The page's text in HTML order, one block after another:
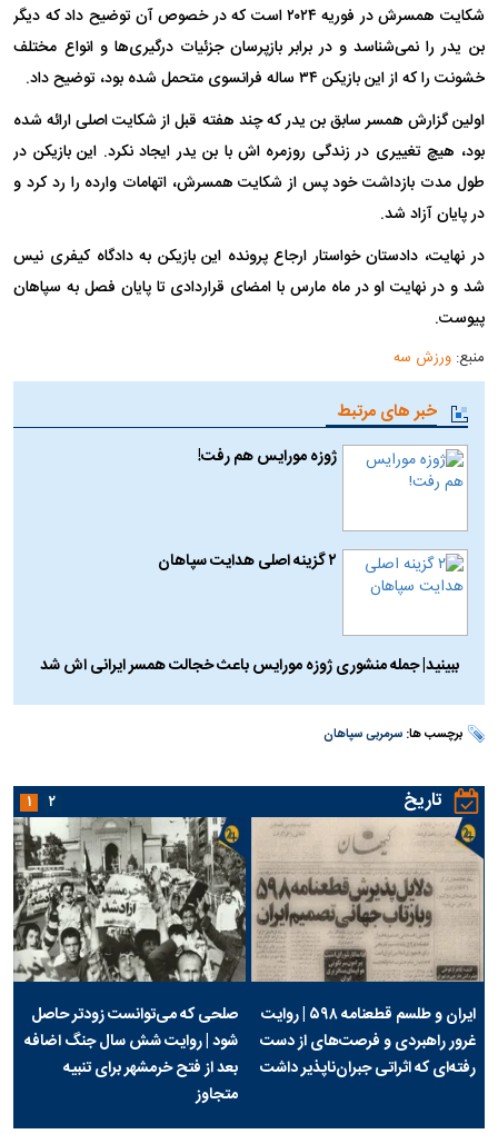
شکایت همسرش در فوریه ۲۰۲۴ است که در خصوص آن توضیح داد که دیگر
بن یدر را نمی‌شناسد و در برابر بازپرسان جزئیات درگیری‌ها و انواع مختلف
خشونت را که از این بازیکن ۳۴ ساله فرانسوی متحمل شده بود، توضیح داد.
اولین گزارش همسر سابق بن یدر که چند هفته قبل از شکایت اصلی ارائه شده
بود، هیچ تغییری در زندگی روزمره اش با بن یدر ایجاد نکرد. این بازیکن در
طول مدت بازداشت خود پس از شکایت همسرش، اتهامات وارده را رد کرد و
در پایان آزاد شد.
در نهایت، دادستان خواستار ارجاع پرونده این بازیکن به دادگاه کیفری نیس
شد و در نهایت او در ماه مارس با امضای قراردادی تا پایان فصل به سپاهان
پیوست.
منبع:ورزش سه
خبر های مرتبط
ژوزه مورایس هم رفت!
۲ گزینه اصلی هدایت سپاهان
ببینید| جمله منشوری ژوزه مورایس باعث خجالت همسر ایرانی اش شد
برچسب ها:سرمربی سپاهان
تاریخ
ایران و طلسم قطعنامه ۵۹۸ | روایت
غرور راهبردی و فرصت‌های از دست
رفته‌ای که اثراتی جبران‌ناپذیر داشت
صلحی که می‌توانست زودتر حاصل
شود | روایت شش سال جنگ اضافه
بعد از فتح خرمشهر برای تنبیه
متجاوز
۱ ۲